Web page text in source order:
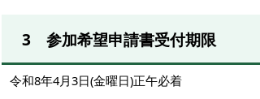
3 参加希望申請書受付期限
令和8年4月3日(金曜日)正午必着